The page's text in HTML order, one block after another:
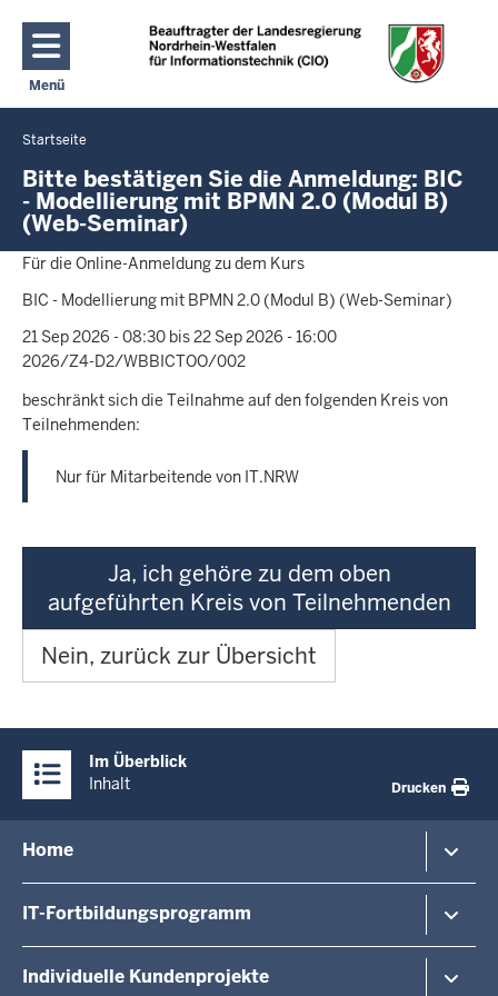
Direkt zum Inhalt
Menü
Navigation aktivieren/deaktivieren: Hauptmenü
Sie
befinden
sich
hier
Startseite
Bitte bestätigen Sie die Anmeldung: BIC
- Modellierung mit BPMN 2.0 (Modul B)
(Web-Seminar)
Für die Online-Anmeldung zu dem Kurs
BIC - Modellierung mit BPMN 2.0 (Modul B) (Web-Seminar)
21 Sep 2026 - 08:30 bis 22 Sep 2026 - 16:00
2026/Z4-D2/WBBICTOO/002
beschränkt sich die Teilnahme auf den folgenden Kreis von
Teilnehmenden:
Nur für Mitarbeitende von IT.NRW
Ja, ich gehöre zu dem oben
aufgeführten Kreis von Teilnehmenden
Nein, zurück zur Übersicht
Inhalte
Im Überblick
Inhalt
Drucken
in
der
Fußzeile
Home
Veranstaltungsorte/-formate
Über uns
IT-Fortbildungsprogramm
Individuelle Kundenprojekte